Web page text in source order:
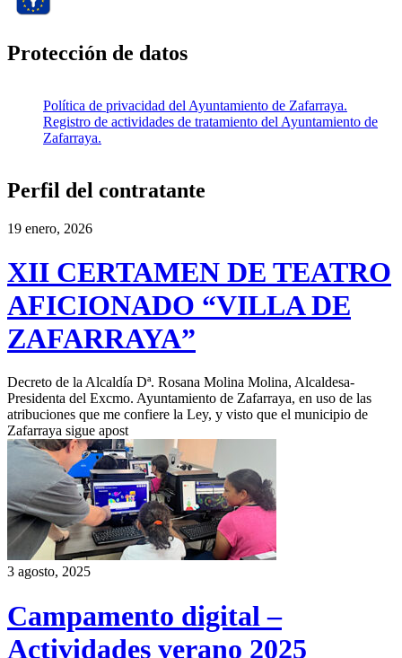
Protección de datos
Política de privacidad del Ayuntamiento de Zafarraya.
Registro de actividades de tratamiento del Ayuntamiento de
Zafarraya.
Perfil del contratante
19 enero, 2026
XII CERTAMEN DE TEATRO
AFICIONADO “VILLA DE
ZAFARRAYA”
Decreto de la Alcaldía Dª. Rosana Molina Molina, Alcaldesa-
Presidenta del Excmo. Ayuntamiento de Zafarraya, en uso de las
atribuciones que me confiere la Ley, y visto que el municipio de
Zafarraya sigue apost
3 agosto, 2025
Campamento digital –
Actividades verano 2025